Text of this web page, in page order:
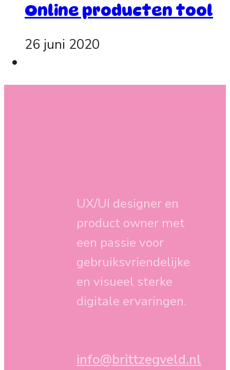
Online producten tool
26 juni 2020
UX/UI designer en
product owner met
een passie voor
gebruiksvriendelijke
en visueel sterke
digitale ervaringen.
info@brittzegveld.nl